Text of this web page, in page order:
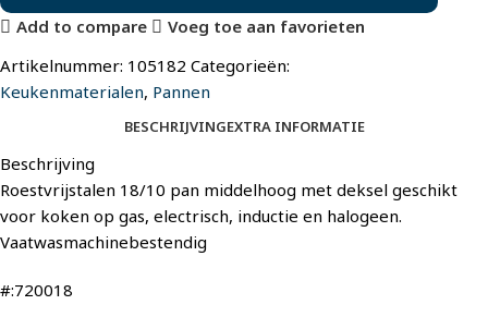
Add to compare
Voeg toe aan favorieten
Artikelnummer: 105182 Categorieën:
Keukenmaterialen, Pannen
BESCHRIJVINGEXTRA INFORMATIE
Beschrijving
Roestvrijstalen 18/10 pan middelhoog met deksel geschikt
voor koken op gas, electrisch, inductie en halogeen.
Vaatwasmachinebestendig
#:720018